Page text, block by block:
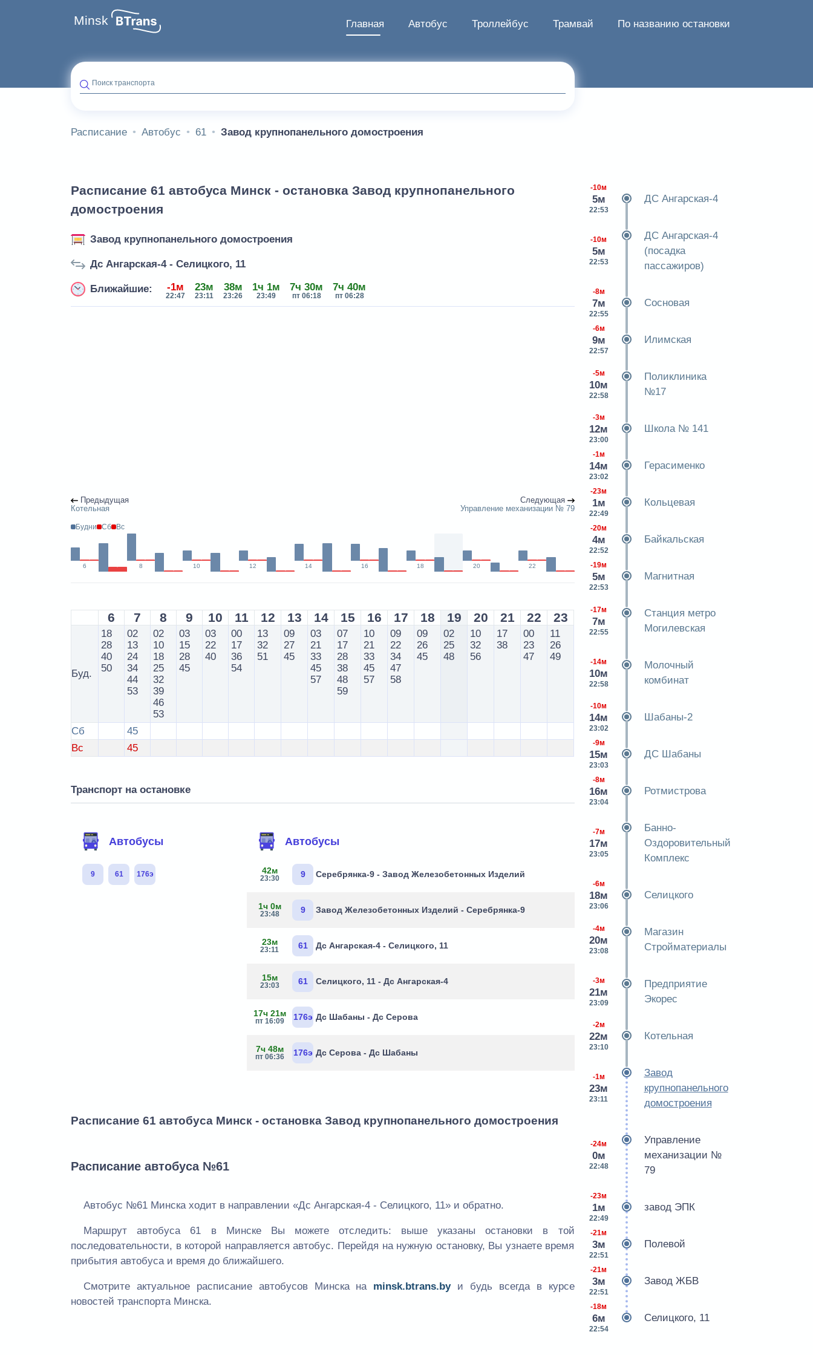
Minsk Главная Автобус Троллейбус Трамвай По названию остановки
Поиск транспорта
Расписание Автобус 61 Завод крупнопанельного домостроения
Расписание 61 автобуса Минск - остановка Завод крупнопанельного
домостроения
Завод крупнопанельного домостроения
Дс Ангарская-4 - Селицкого, 11
Ближайшие: -1м
22:47
23м
23:11
38м
23:26
1ч 1м
23:49
7ч 30м
пт 06:18
7ч 40м
пт 06:28
Предыдущая
Котельная
Следующая
Управление механизации № 79
Будни Сб Вс
6 8 10 12 14 16 18 20 22
6 7 8 9 10 11 12 13 14 15 16 17 18 19 20 21 22 23
Буд.
18
28
40
50
02
13
24
34
44
53
02
10
18
25
32
39
46
53
03
15
28
45
03
22
40
00
17
36
54
13
32
51
09
27
45
03
21
33
45
57
07
17
28
38
48
59
10
21
33
45
57
09
22
34
47
58
09
26
45
02
25
48
10
32
56
17
38
00
23
47
11
26
49
Сб
45
Вс
45
Транспорт на остановке
Автобусы
9 61 176э
Автобусы
42м
23:30 9 Серебрянка-9 - Завод Железобетонных Изделий
1ч 0м
23:48 9 Завод Железобетонных Изделий - Серебрянка-9
23м
23:11 61 Дс Ангарская-4 - Селицкого, 11
15м
23:03 61 Селицкого, 11 - Дс Ангарская-4
17ч 21м
пт 16:09 176э Дс Шабаны - Дс Серова
7ч 48м
пт 06:36 176э Дс Серова - Дс Шабаны
Расписание 61 автобуса Минск - остановка Завод крупнопанельного домостроения
Расписание автобуса №61
Автобус №61 Минска ходит в направлении «Дс Ангарская-4 - Селицкого, 11» и обратно.
Маршрут автобуса 61 в Минске Вы можете отследить: выше указаны остановки в той
последовательности, в которой направляется автобус. Перейдя на нужную остановку, Вы узнаете время
прибытия автобуса и время до ближайшего.
Смотрите актуальное расписание автобусов Минска на minsk.btrans.byи будь всегда в курсе
новостей транспорта Минска.
-10м
5м
22:53
ДС Ангарская-4
-10м
5м
22:53
ДС Ангарская-4
(посадка
пассажиров)
-8м
7м
22:55
Сосновая
-6м
9м
22:57
Илимская
-5м
10м
22:58
Поликлиника
№17
-3м
12м
23:00
Школа № 141
-1м
14м
23:02
Герасименко
-23м
1м
22:49
Кольцевая
-20м
4м
22:52
Байкальская
-19м
5м
22:53
Магнитная
-17м
7м
22:55
Станция метро
Могилевская
-14м
10м
22:58
Молочный
комбинат
-10м
14м
23:02
Шабаны-2
-9м
15м
23:03
ДС Шабаны
-8м
16м
23:04
Ротмистрова
-7м
17м
23:05
Банно-
Оздоровительный
Комплекс
-6м
18м
23:06
Селицкого
-4м
20м
23:08
Магазин
Стройматериалы
-3м
21м
23:09
Предприятие
Экорес
-2м
22м
23:10
Котельная
-1м
23м
23:11
Завод
крупнопанельного
домостроения
-24м
0м
22:48
Управление
механизации №
79
-23м
1м
22:49
завод ЭПК
-21м
3м
22:51
Полевой
-21м
3м
22:51
Завод ЖБВ
-18м
6м
22:54
Селицкого, 11